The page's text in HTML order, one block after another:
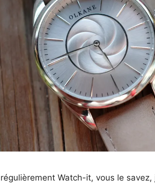
Watch-it, vous le savez,